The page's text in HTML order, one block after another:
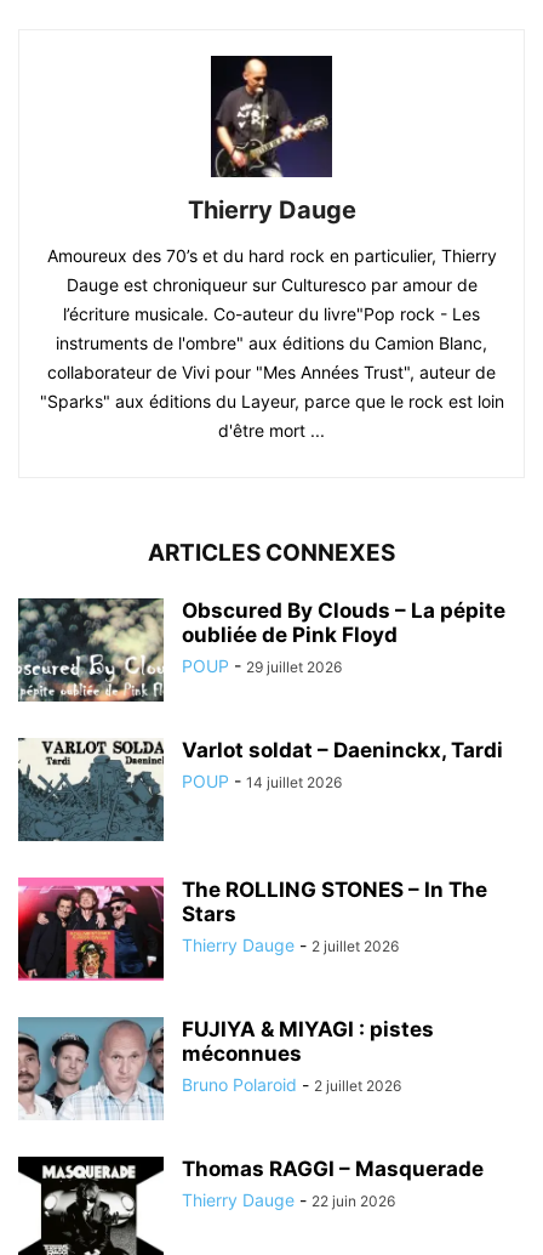
Thierry Dauge
Amoureux des 70’s et du hard rock en particulier, Thierry
Dauge est chroniqueur sur Culturesco par amour de
l’écriture musicale. Co-auteur du livre"Pop rock - Les
instruments de l'ombre" aux éditions du Camion Blanc,
collaborateur de Vivi pour "Mes Années Trust", auteur de
"Sparks" aux éditions du Layeur, parce que le rock est loin
d'être mort ...
ARTICLES CONNEXES
Obscured By Clouds – La pépite
oubliée de Pink Floyd
POUP - 29 juillet 2026
Varlot soldat – Daeninckx, Tardi
POUP - 14 juillet 2026
The ROLLING STONES – In The
Stars
Thierry Dauge - 2 juillet 2026
FUJIYA & MIYAGI : pistes
méconnues
Bruno Polaroid - 2 juillet 2026
Thomas RAGGI – Masquerade
Thierry Dauge - 22 juin 2026